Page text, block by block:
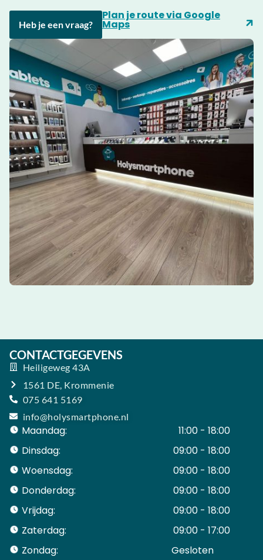
Heb je een vraag?
Plan je route via Google
Maps
CONTACTGEGEVENS
Heiligeweg 43A
1561 DE, Krommenie
075 641 5169
info@holysmartphone.nl
Maandag:
11:00 - 18:00
Dinsdag:
09:00 - 18:00
Woensdag:
09:00 - 18:00
Donderdag:
09:00 - 18:00
Vrijdag:
09:00 - 18:00
Zaterdag:
09:00 - 17:00
Zondag:
Gesloten ​ ​ ​ ​ ​ ​ ​